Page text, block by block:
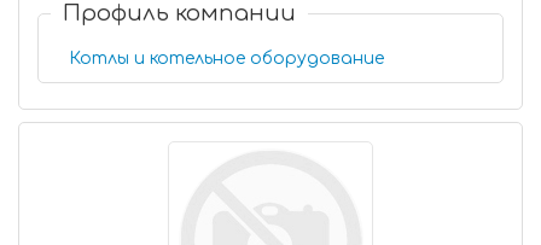
Профиль компании
Котлы и котельное оборудование